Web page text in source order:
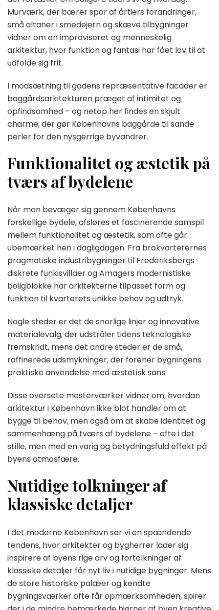
Murværk, der bærer spor af årtiers forandringer,
små altaner i smedejern og skæve tilbygninger
vidner om en improviseret og menneskelig
arkitektur, hvor funktion og fantasi har fået lov til at
udfolde sig frit.
I modsætning til gadens repræsentative facader er
baggårdsarkitekturen præget af intimitet og
opfindsomhed – og netop her findes en skjult
charme, der gør Københavns baggårde til sande
perler for den nysgerrige byvandrer.
Funktionalitet og æstetik på
tværs af bydelene
Når man bevæger sig gennem Københavns
forskellige bydele, afsløres et fascinerende samspil
mellem funktionalitet og æstetik, som ofte går
ubemærket hen i dagligdagen. Fra brokvarterernes
pragmatiske industribygninger til Frederiksbergs
diskrete funkisvillaer og Amagers modernistiske
boligblokke har arkitekterne tilpasset form og
funktion til kvarterets unikke behov og udtryk.
Nogle steder er det de snorlige linjer og innovative
materialevalg, der udstråler tidens teknologiske
fremskridt, mens det andre steder er de små,
raffinerede udsmykninger, der forener bygningens
praktiske anvendelse med æstetisk sans.
Disse oversete mesterværker vidner om, hvordan
arkitektur i København ikke blot handler om at
bygge til behov, men også om at skabe identitet og
sammenhæng på tværs af bydelene – ofte i det
stille, men med en varig og betydningsfuld effekt på
byens atmosfære.
Nutidige tolkninger af
klassiske detaljer
I det moderne København ser vi en spændende
tendens, hvor arkitekter og bygherrer lader sig
inspirere af byens rige arv og fortolkninger af
klassiske detaljer får nyt liv i nutidige bygninger. Mens
de store historiske palæer og kendte
bygningsværker ofte får opmærksomheden, spirer